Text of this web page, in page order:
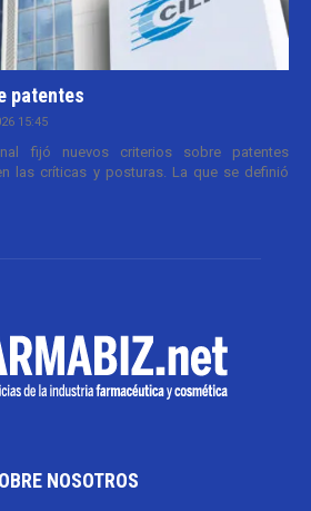
patentes
15:45
fijó nuevos criterios sobre patentes
las críticas y posturas. La que se definió
NOSOTROS